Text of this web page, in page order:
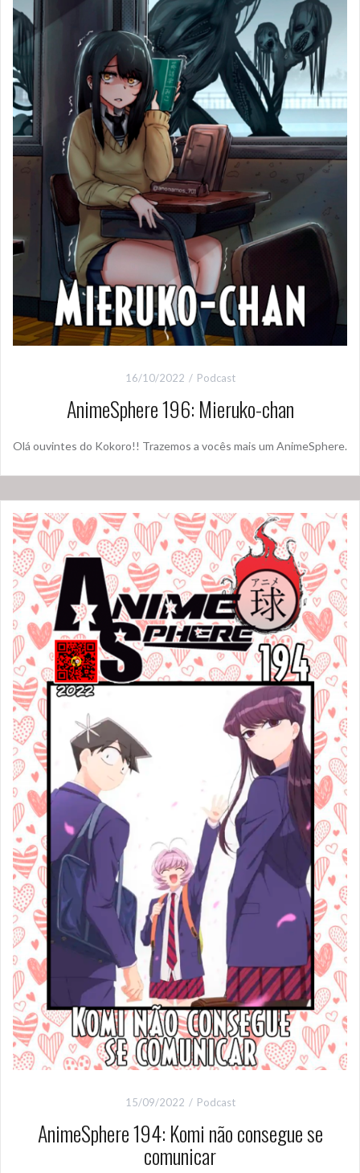
16/10/2022 Podcast
AnimeSphere 196: Mieruko-chan
Olá ouvintes do Kokoro!! Trazemos a vocês mais um AnimeSphere.
15/09/2022 Podcast
AnimeSphere 194: Komi não consegue se
comunicar